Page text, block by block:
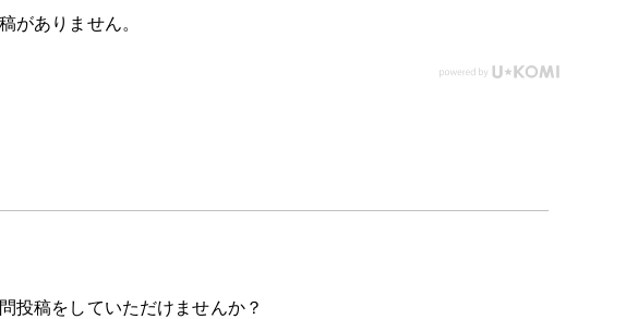
がありません。
投稿をしていただけませんか？